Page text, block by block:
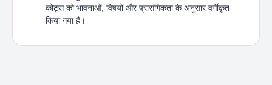
कोट्स को भावनाओं, विषयों और प्रासंगिकता के अनुसार वर्गीकृत
किया गया है।